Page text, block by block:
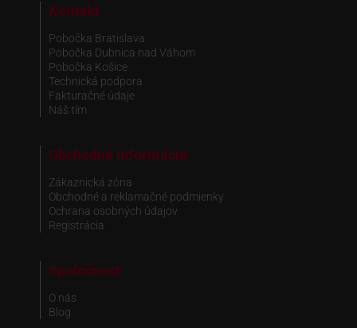
Kontakt
Pobočka Bratislava
Pobočka Dubnica nad Váhom
Pobočka Košice
Technická podpora
Fakturačné údaje
Náš tím
Obchodné informácie
Zákaznická zóna
Obchodné a reklamačné podmienky
Ochrana osobných údajov
Registrácia
Spoločnosť
O nás
Blog